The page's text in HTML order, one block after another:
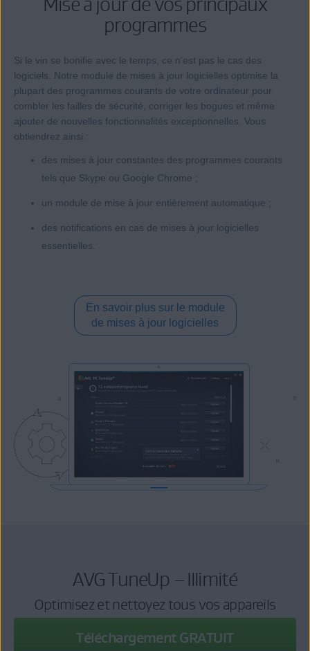
programmes
Si le vin se bonifie avec le temps, ce n'est pas le cas des
logiciels. Notre module de mises à jour logicielles optimise la
plupart des programmes courants de votre ordinateur pour
combler les failles de sécurité, corriger les bogues et même
ajouter de nouvelles fonctionnalités exceptionnelles. Vous
obtiendrez ainsi :
des mises à jour constantes des programmes courants
tels que Skype ou Google Chrome ;
un module de mise à jour entièrement automatique ;
des notifications en cas de mises à jour logicielles
essentielles.
En savoir plus sur le module
de mises à jour logicielles
AVG TuneUp – Illimité
Optimisez et nettoyez tous vos appareils
Téléchargement GRATUIT